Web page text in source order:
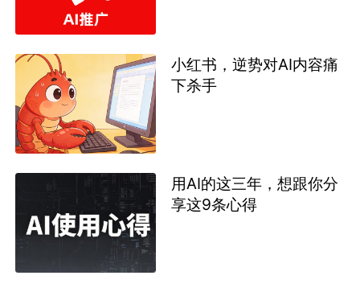
小红书，逆势对AI内容痛
下杀手
用AI的这三年，想跟你分
享这9条心得